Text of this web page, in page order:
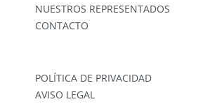
NUESTROS REPRESENTADOS
CONTACTO
POLÍTICA DE PRIVACIDAD
AVISO LEGAL